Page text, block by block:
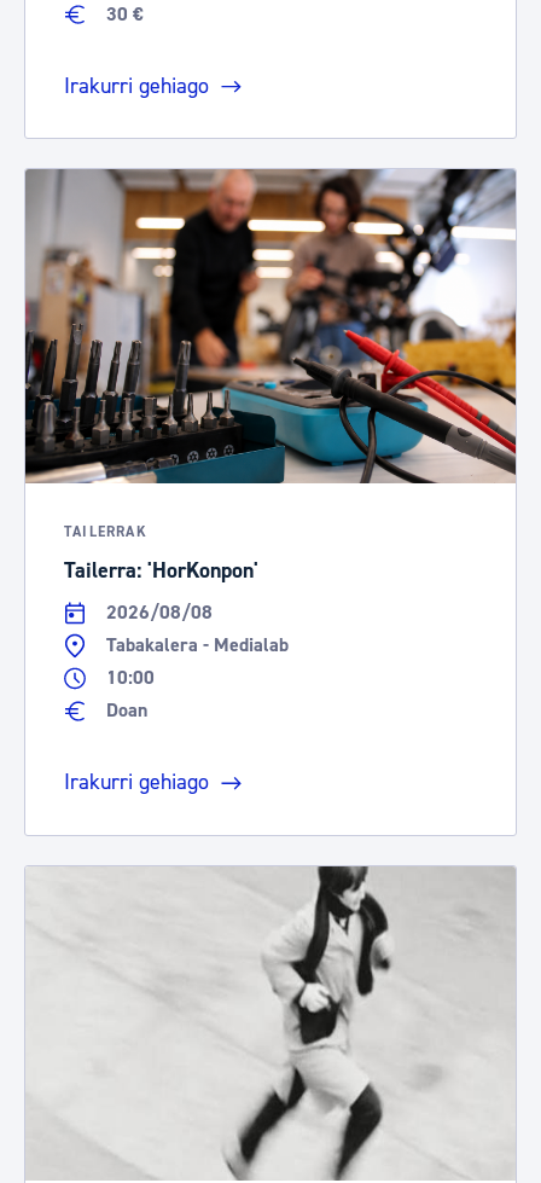
30 €
Irakurri gehiago
TAILERRAK
Tailerra: 'HorKonpon'
2026/08/08
Tabakalera - Medialab
10:00
Doan
Irakurri gehiago